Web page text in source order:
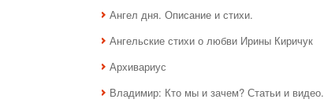
Ангел дня. Описание и стихи.
Ангельские стихи о любви Ирины Киричук
Архивариус
Владимир: Кто мы и зачем? Статьи и видео.